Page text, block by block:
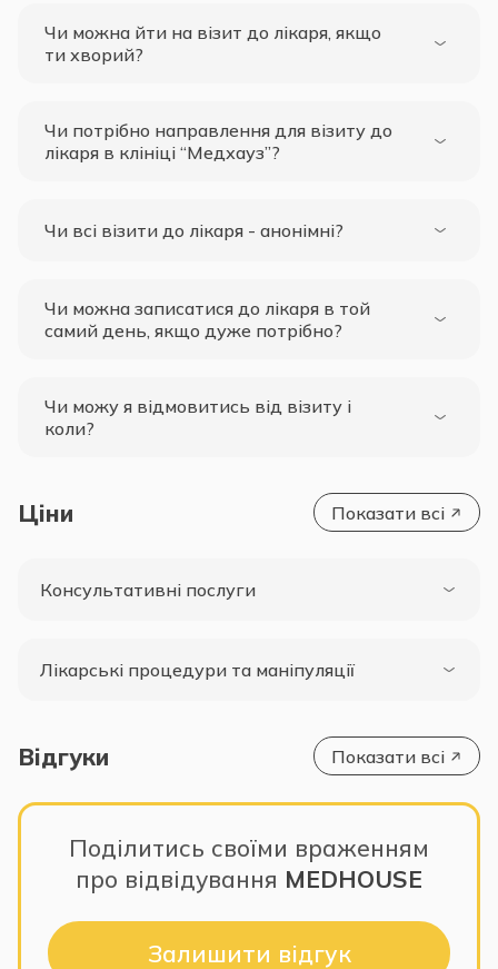
Чи можна йти на візит до лікаря, якщо
ти хворий?
Чи потрібно направлення для візиту до
лікаря в клініці “Медхауз”?
Чи всі візити до лікаря - анонімні?
Чи можна записатися до лікаря в той
самий день, якщо дуже потрібно?
Чи можу я відмовитись від візиту і
коли?
Ціни Показати всі
Консультативні послуги
Лікарські процедури та маніпуляції
Відгуки Показати всі
Поділитись своїми враженням
про відвідування MEDHOUSE
Залишити відгук